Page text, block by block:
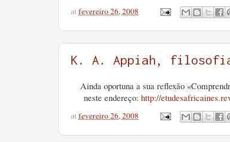
atfevereiro 26, 2008
K. A. Appiah,
Ainda oportuna a sua reflexão
neste endereço: http://
atfevereiro 26, 2008